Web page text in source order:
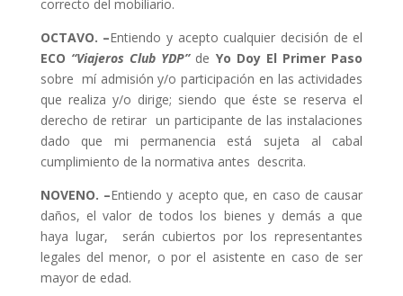
correcto del mobiliario.
OCTAVO. –Entiendo y acepto cualquier decisión de el
ECO “Viajeros Club YDP” de Yo Doy El Primer Paso
sobre mí admisión y/o participación en las actividades
que realiza y/o dirige; siendo que éste se reserva el
derecho de retirar un participante de las instalaciones
dado que mi permanencia está sujeta al cabal
cumplimiento de la normativa antes descrita.
NOVENO. –Entiendo y acepto que, en caso de causar
daños, el valor de todos los bienes y demás a que
haya lugar, serán cubiertos por los representantes
legales del menor, o por el asistente en caso de ser
mayor de edad.